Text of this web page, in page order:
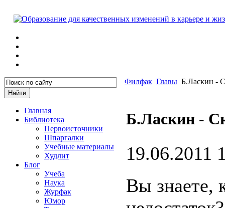
Главная
Библиотека
Первоисточники
Шпаргалки
Учебные материалы
Худлит
Блог
Учеба
Наука
Журфак
Юмор
Филфак Главы Б.Ласкин -
Б.Ласкин -
19.06.2011
Вы знаете,